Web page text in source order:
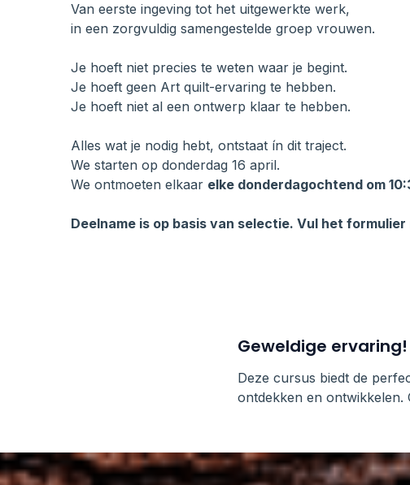
Van eerste ingeving tot het uitgewerkte werk,
in een zorgvuldig samengestelde groep vrouwen.
Je hoeft niet precies te weten waar je begint.
Je hoeft geen Art quilt-ervaring te hebben.
Je hoeft niet al een ontwerp klaar te hebben.
Alles wat je nodig hebt, ontstaat ín dit traject.
We starten op donderdag 16 april.
We ontmoeten elkaar elke donderdagochtend om
Deelname is op basis van selectie. Vul het
Geweldige ervaring!
Deze cursus biedt de
ontdekken en ontwikkelen.